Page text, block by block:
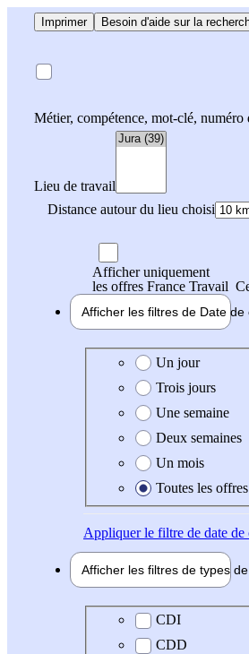
Imprimer Besoin d'aide sur la
Métier, compétence, mot-clé, numéro
Lieu de travail
Distance autour du lieu choisi
Afficher uniquement
les offres France Travail
Afficher les filtres de Date de
Date de création de l'offre
Un jour
Trois jours
Une semaine
Deux semaines
Un mois
Toutes les offres
Appliquerle filtre de date de
Afficher les filtres de types de
Type de contrat
CDI
CDD